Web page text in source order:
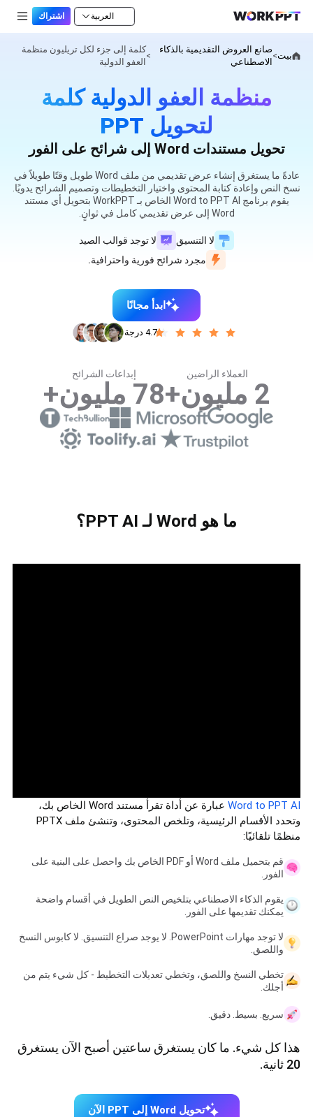
العربية اشتراك
بيت>
صانع العروض التقديمية بالذكاء
الاصطناعي
>
كلمة إلى جزء لكل تريليون منظمة
العفو الدولية
منظمة العفو الدولية كلمة
لتحويل PPT
تحويل مستندات Word إلى شرائح على الفور
عادةً ما يستغرق إنشاء عرض تقديمي من ملف Word طويل وقتًا طويلاً في
نسخ النص وإعادة كتابة المحتوى واختيار التخطيطات وتصميم الشرائح يدويًا.
يقوم برنامج Word to PPT AI الخاص بـ WorkPPT بتحويل أي مستند
Word إلى عرض تقديمي كامل في ثوانٍ.
لا التنسيق
لا توجد قوالب الصيد
مجرد شرائح فورية واحترافية.
ابدأ مجانًا
4.7 درجة
العملاء الراضين
2 مليون+
إبداعات الشرائح
78 مليون+
ما هو Word لـ PPT AI؟
Word to PPT AI
عبارة عن أداة تقرأ مستند Word الخاص بك،
وتحدد الأقسام الرئيسية، وتلخص المحتوى، وتنشئ ملف PPTX
منظمًا تلقائيًا:
قم بتحميل ملف Word أو PDF الخاص بك واحصل على البنية على
الفور.
يقوم الذكاء الاصطناعي بتلخيص النص الطويل في أقسام واضحة
يمكنك تقديمها على الفور.
لا توجد مهارات PowerPoint. لا يوجد صراع التنسيق. لا كابوس النسخ
واللصق.
تخطي النسخ واللصق، وتخطي تعديلات التخطيط - كل شيء يتم من
أجلك.
سريع. بسيط. دقيق.
هذا كل شيء. ما كان يستغرق ساعتين أصبح الآن يستغرق
20 ثانية.
تحويل Word إلى PPT الآن